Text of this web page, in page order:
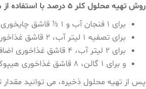
روش تهیه محلول کلر 5 درصد با استفاده از هیپوکلریت کلسیم 65%:
برای 1 فنجان آب و 1 ½ قاشق چایخوری هیپوکلریت کلسیم اضافه کنید.
برای تصفیه 1 لیتر آب، 2 قاشق غذاخوری اضافه کنید.
برای 2 لیتر آب، 4 قاشق غذاخوری اضافه کنید.
و برای 1 گالن، 8 قاشق غذاخوری هیپوکلریت کلسیم اضافه کنید.